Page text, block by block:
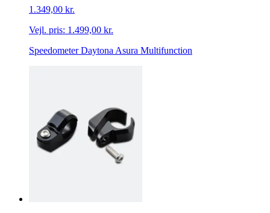
1.349,00 kr.
Vejl. pris: 1.499,00 kr.
Speedometer Daytona Asura Multifunction